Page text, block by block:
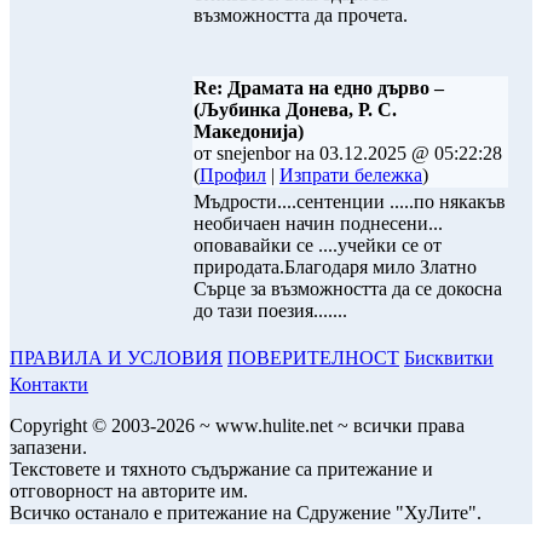
възможността да прочета.
Re: Драмата на едно дърво –
(Љубинка Донева, Р. С.
Македонија)
от snejenbor на 03.12.2025 @ 05:22:28
(Профил | Изпрати бележка)
Мъдрости....сентенции .....по някакъв
необичаен начин поднесени...
оповавайки се ....учейки се от
природата.Благодаря мило Златно
Сърце за възможността да се докосна
до тази поезия.......
ПРАВИЛА И УСЛОВИЯ ПОВЕРИТЕЛНОСТ Бисквитки
Контакти
Copyright © 2003-2026 ~ www.hulite.net ~ всички права
запазени.
Текстовете и тяхното съдържание са притежание и
отговорност на авторите им.
Всичко останало е притежание на Сдружение "ХуЛите".